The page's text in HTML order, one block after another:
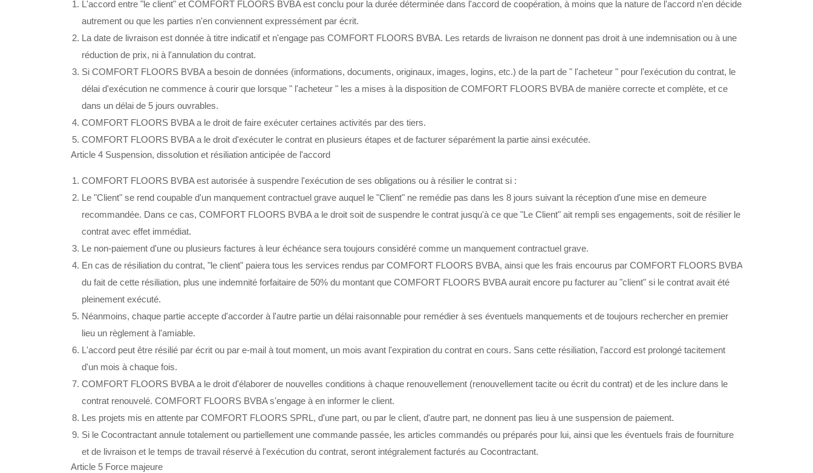
L'accord entre "le client" et COMFORT FLOORS BVBA est conclu pour la durée déterminée dans l'accord de coopération, à moins que la nature de l'accord n'en décide
autrement ou que les parties n'en conviennent expressément par écrit.
La date de livraison est donnée à titre indicatif et n'engage pas COMFORT FLOORS BVBA. Les retards de livraison ne donnent pas droit à une indemnisation ou à une
réduction de prix, ni à l'annulation du contrat.
Si COMFORT FLOORS BVBA a besoin de données (informations, documents, originaux, images, logins, etc.) de la part de " l'acheteur " pour l'exécution du contrat, le
délai d'exécution ne commence à courir que lorsque " l'acheteur " les a mises à la disposition de COMFORT FLOORS BVBA de manière correcte et complète, et ce
dans un délai de 5 jours ouvrables.
COMFORT FLOORS BVBA a le droit de faire exécuter certaines activités par des tiers.
COMFORT FLOORS BVBA a le droit d'exécuter le contrat en plusieurs étapes et de facturer séparément la partie ainsi exécutée.
Article 4 Suspension, dissolution et résiliation anticipée de l'accord
COMFORT FLOORS BVBA est autorisée à suspendre l'exécution de ses obligations ou à résilier le contrat si :
Le "Client" se rend coupable d'un manquement contractuel grave auquel le "Client" ne remédie pas dans les 8 jours suivant la réception d'une mise en demeure
recommandée. Dans ce cas, COMFORT FLOORS BVBA a le droit soit de suspendre le contrat jusqu'à ce que "Le Client" ait rempli ses engagements, soit de résilier le
contrat avec effet immédiat.
Le non-paiement d'une ou plusieurs factures à leur échéance sera toujours considéré comme un manquement contractuel grave.
En cas de résiliation du contrat, "le client" paiera tous les services rendus par COMFORT FLOORS BVBA, ainsi que les frais encourus par COMFORT FLOORS BVBA
du fait de cette résiliation, plus une indemnité forfaitaire de 50% du montant que COMFORT FLOORS BVBA aurait encore pu facturer au "client" si le contrat avait été
pleinement exécuté.
Néanmoins, chaque partie accepte d'accorder à l'autre partie un délai raisonnable pour remédier à ses éventuels manquements et de toujours rechercher en premier
lieu un règlement à l'amiable.
L'accord peut être résilié par écrit ou par e-mail à tout moment, un mois avant l'expiration du contrat en cours. Sans cette résiliation, l'accord est prolongé tacitement
d'un mois à chaque fois.
COMFORT FLOORS BVBA a le droit d'élaborer de nouvelles conditions à chaque renouvellement (renouvellement tacite ou écrit du contrat) et de les inclure dans le
contrat renouvelé. COMFORT FLOORS BVBA s'engage à en informer le client.
Les projets mis en attente par COMFORT FLOORS SPRL, d'une part, ou par le client, d'autre part, ne donnent pas lieu à une suspension de paiement.
Si le Cocontractant annule totalement ou partiellement une commande passée, les articles commandés ou préparés pour lui, ainsi que les éventuels frais de fourniture
et de livraison et le temps de travail réservé à l'exécution du contrat, seront intégralement facturés au Cocontractant.
Article 5 Force majeure